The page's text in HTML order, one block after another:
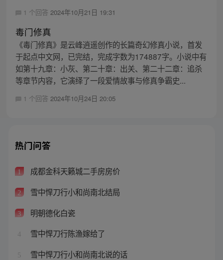
1 个回答 2024年10月21日 19:31
毒门修真
《毒门修真》是云峰逍遥创作的长篇奇幻修真小说，首发
于起点中文网，已完结，完成字数为174887字。小说中有
如第十九章：小灰、第二十章：出关、第二十二章：追杀
等章节内容，它演绎了一段爱情故事与修真争霸史...
1 个回答 2024年10月24日 20:05
热门问答
1 成都金科天籁城二手房房价
2 雪中悍刀行小和尚南北结局
3 明朝德化白瓷
4 雪中悍刀行陈渔嫁给了
5 雪中悍刀行小和尚南北说的话